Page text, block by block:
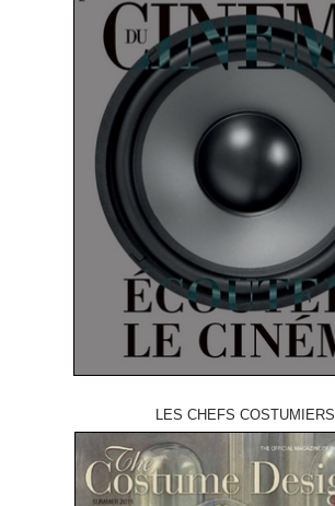
LES CHEFS COSTUMIERS